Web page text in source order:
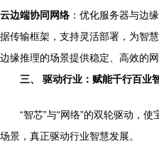
云边端协同网络 ：优化服务器与边
据传输框架，支持灵活部署，为智
边缘推理的场景提供稳定、高效的网
三、 驱动行业：赋能千行百业
“智芯”与“网络”的双轮驱动，
场景，真正驱动行业智慧发展。